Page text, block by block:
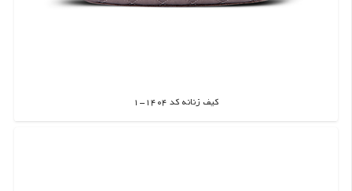
کیف زنانه کد 1404-1
اطلاعات بیشتر